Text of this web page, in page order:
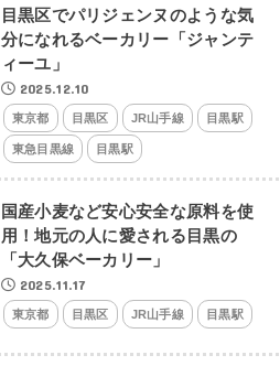
目黒区でパリジェンヌのような気
分になれるベーカリー「ジャンテ
ィーユ」
2025.12.10
東京都 目黒区 JR山手線 目黒駅
東急目黒線 目黒駅
国産小麦など安心安全な原料を使
用！地元の人に愛される目黒の
「大久保ベーカリー」
2025.11.17
東京都 目黒区 JR山手線 目黒駅